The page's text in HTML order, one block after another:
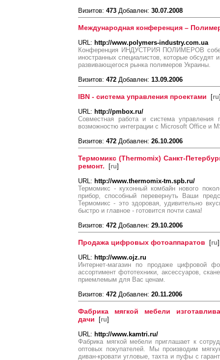
Визитов: 473 Добавлен: 30.07.2008
Международная конференция –
URL: http://www.polymers-industry.com.ua
Конференция ИНДУСТРИЯ ПОЛИМЕРОВ
иностранных специалистов, которые обсудят
развивающегося рынка полимеров Украины.
Визитов: 472 Добавлен: 13.09.2006
IBN - система управления проектами [ru
URL: http://pmbox.ru/
Совместная работа и система управления
возможностю интеграции с Microsoft Office и
Визитов: 472 Добавлен: 26.10.2006
Термомикс (Thermomix) Санкт-
ремонт. [ru]
URL: http://www.thermomix-tm.spb.ru/
Термомикс - кухонный комбайн нового
прибор, способный перевернуть Ваши
Термомикс - это здоровая, удивительно
быстро и главное - готовится почти сама!
Визитов: 472 Добавлен: 29.10.2006
Продажа цифровых фотоаппаратов [ru]
URL: http://www.ojz.ru
Интернет-магазин по продаже цифровой
ассортимент фототехники, аксессуаров,
приемлемым для Вас ценам.
Визитов: 472 Добавлен: 20.11.2006
Фабрика мягкой мебели
дачи [ru]
URL: http://www.kamtri.ru/
Фабрика мягкой мебели приглашает к
оптовых покупателей. Мы производим
диван-кровати угловые, тахта и пуфы с